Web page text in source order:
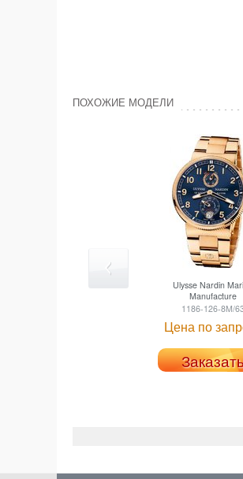
ПОХОЖИЕ МОДЕЛИ
Ulysse Nardin
Manufacture
1186-126-8M/
Цена по